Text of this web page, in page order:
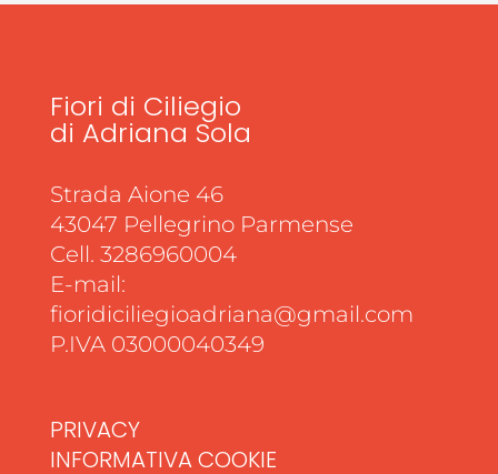
Fiori di Ciliegio
di Adriana Sola
Strada Aione 46
43047 Pellegrino Parmense
Cell. 3286960004
E-mail:
fioridiciliegioadriana@gmail.com
P.IVA 03000040349
PRIVACY
INFORMATIVA COOKIE